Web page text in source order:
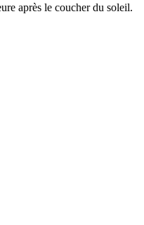
après le coucher du soleil.